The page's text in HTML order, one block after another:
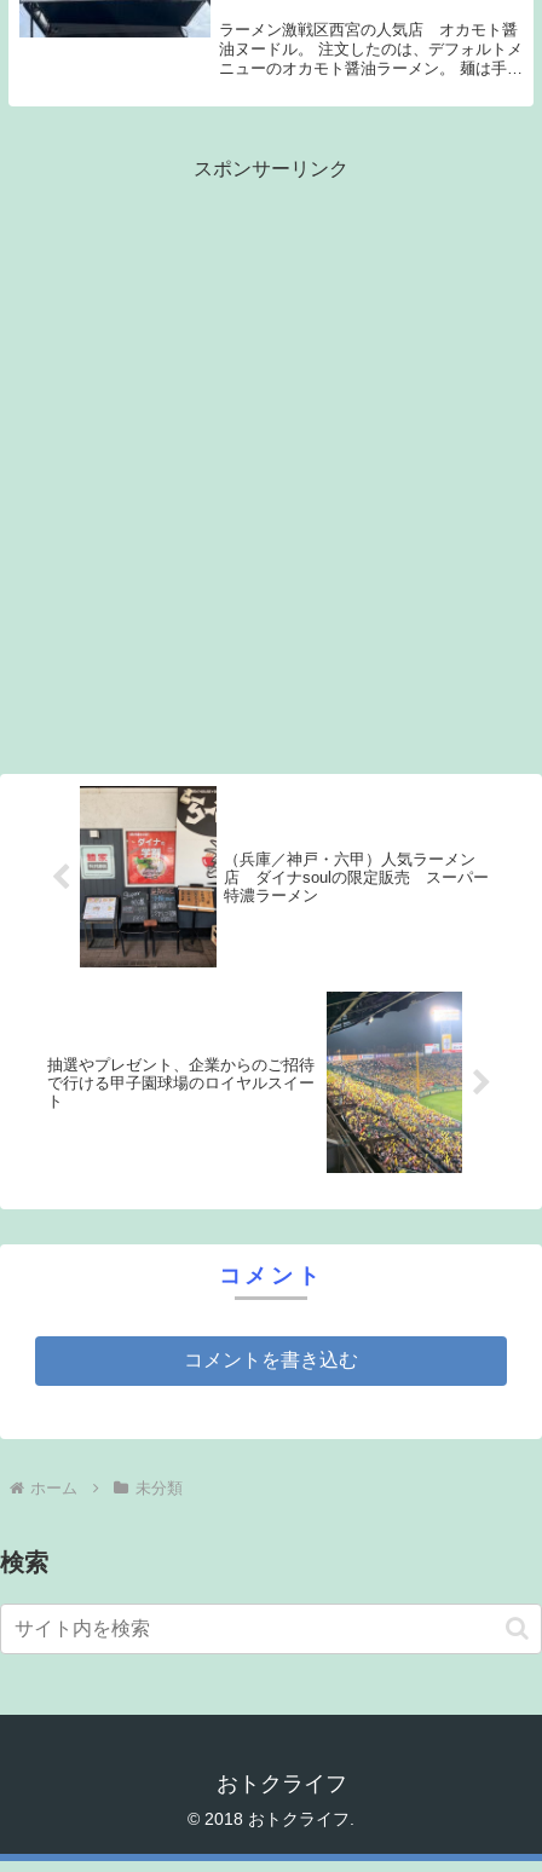
ラーメン激戦区西宮の人気店 オカモト醤
油ヌードル。 注文したのは、デフォルトメ
ニューのオカモト醤油ラーメン。 麺は手も
え玉は細麺となるので、手もみちぢれ麺を
スポンサーリンク
（兵庫／神戸・六甲）人気ラーメン
店 ダイナsoulの限定販売 スーパー
特濃ラーメン
抽選やプレゼント、企業からのご招待
で行ける甲子園球場のロイヤルスイー
ト
コメント
コメントを書き込む
ホーム 未分類
検索
おトクライフ
© 2018 おトクライフ.